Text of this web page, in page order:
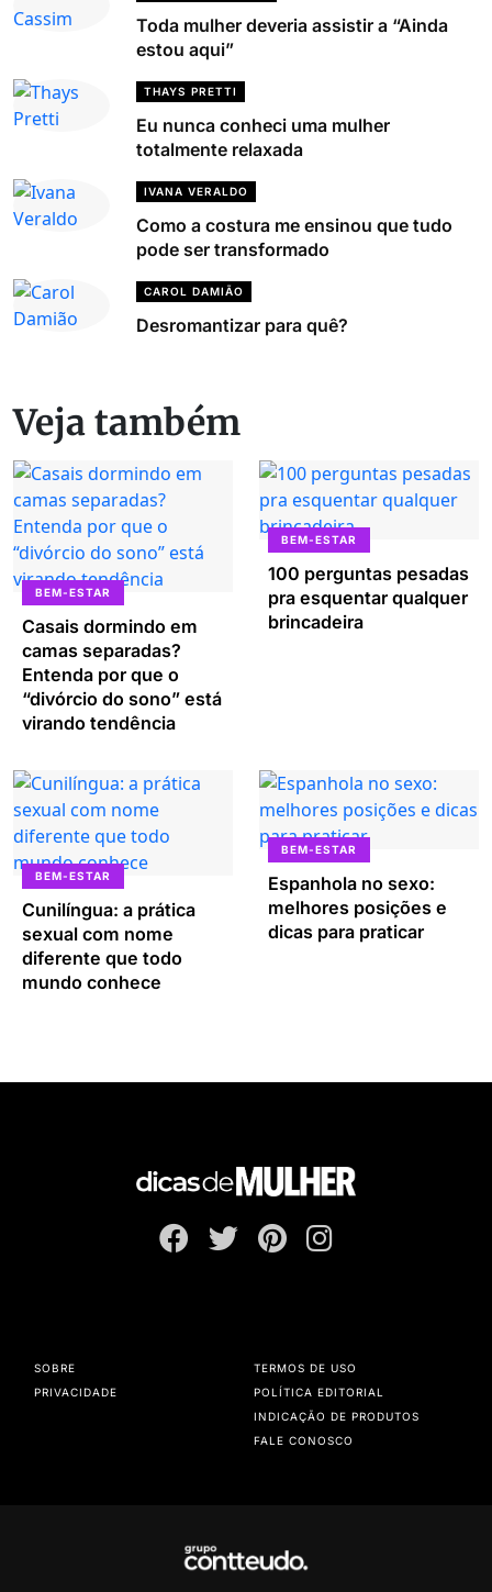
Toda mulher deveria assistir a “Ainda
estou aqui”
THAYS PRETTI
Eu nunca conheci uma mulher
totalmente relaxada
IVANA VERALDO
Como a costura me ensinou que tudo
pode ser transformado
CAROL DAMIÃO
Desromantizar para quê?
Veja também
BEM-ESTAR
Casais dormindo em
camas separadas?
Entenda por que o
“divórcio do sono” está
virando tendência
BEM-ESTAR
100 perguntas pesadas
pra esquentar qualquer
brincadeira
BEM-ESTAR
Cunilíngua: a prática
sexual com nome
diferente que todo
mundo conhece
BEM-ESTAR
Espanhola no sexo:
melhores posições e
dicas para praticar
SOBRE
PRIVACIDADE
TERMOS DE USO
POLÍTICA EDITORIAL
INDICAÇÃO DE PRODUTOS
FALE CONOSCO